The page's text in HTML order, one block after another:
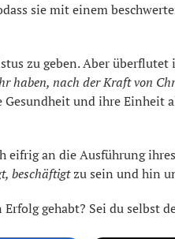
sie mit einem
zu geben. Aber
haben, nach der Kraft von
und ihre Einheit
eifrig an die Ausführung
beschäftigtzu sein und hin
gehabt? Sei du selbst